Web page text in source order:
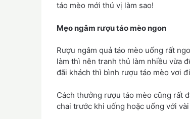
táo mèo mới thú vị làm sao!
Mẹo ngâm rượu táo mèo ngon
Rượu ngâm quả táo mèo uống rất
làm thì nên tranh thủ làm nhiều vừa
đãi khách thì bình rượu táo mèo vơi
Cách thưởng rượu táo mèo cũng rất
chai trước khi uống hoặc uống với